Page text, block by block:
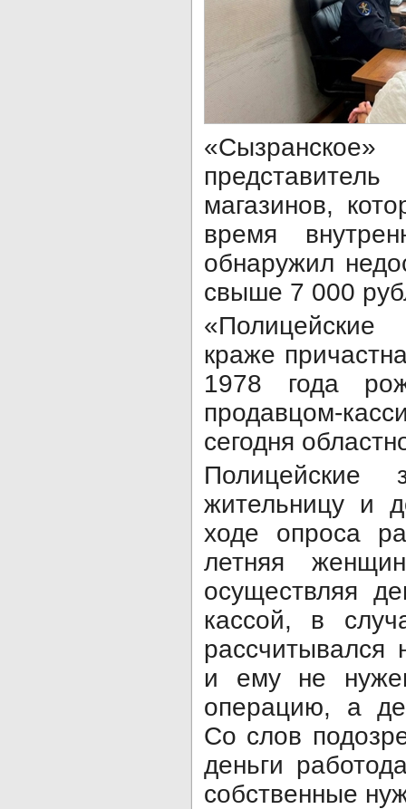
магазинов,
время
обнаружил
свыше 7 000
краже
1978 года
продавцом-
сегодня
Полицейские
жительницу и
ходе опроса
летняя
осуществляя
кассой, в
рассчитывался
и ему не
операцию, а
Со слов
деньги
собственные